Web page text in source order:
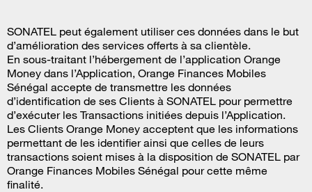
SONATEL peut également utiliser ces données dans le but
d’amélioration des services offerts à sa clientèle.
En sous-traitant l’hébergement de l’application Orange
Money dans l’Application, Orange Finances Mobiles
Sénégal accepte de transmettre les données
d’identification de ses Clients à SONATEL pour permettre
d’exécuter les Transactions initiées depuis l’Application.
Les Clients Orange Money acceptent que les informations
permettant de les identifier ainsi que celles de leurs
transactions soient mises à la disposition de SONATEL par
Orange Finances Mobiles Sénégal pour cette même
finalité.